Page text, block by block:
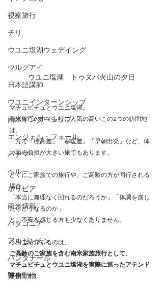
視察旅行
チリ
ウユニ塩湖ウェデイング
ウルグアイ
日本語講師
ウユニインターンシップ
南米インターシップ
エンジェル・フォール
パナマ
ペルー
ボリビア
南米情報
パタゴニア
アルゼンチン
パンタナール
野生動物
ウユニ塩湖　トゥヌパ火山の夕日
マチュピチュとウユニ塩湖。
南米旅行の中でも特に人気の高いこの2つの訪問地
は、
一方で「標高差」「寒暖差」「早朝出発」など、体
力面の負担が大きい旅でもあります。
とくにご家族での旅行や、ご高齢の方が同行される
場合、
「本当に無理なく回れるのだろうか」「体調を崩し
たらどうなるのか」
と、不安を感じる方も少なくありません。
今回ご紹介するのは、
ご高齢のご家族を含む南米家族旅行として、
マチュピチュとウユニ塩湖を実際に巡ったアテンド
事例です。